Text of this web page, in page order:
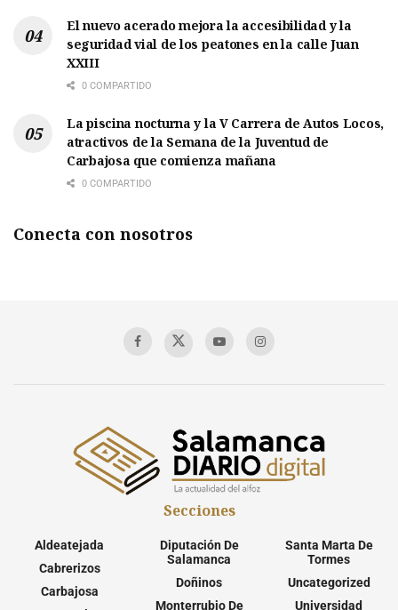
El nuevo acerado mejora la accesibilidad y la
seguridad vial de los peatones en la calle Juan
XXIII
0 COMPARTIDO
La piscina nocturna y la V Carrera de Autos Locos,
atractivos de la Semana de la Juventud de
Carbajosa que comienza mañana
0 COMPARTIDO
Conecta con nosotros
Secciones
Aldeatejada
Cabrerizos
Carbajosa
Diputación De
Salamanca
Doñinos
Monterrubio De
Santa Marta De
Tormes
Uncategorized
Universidad